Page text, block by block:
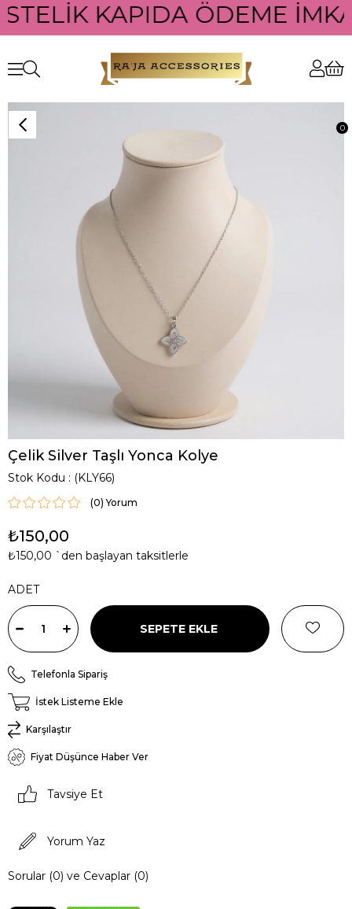
KAPIDA ÖDEME
0
Çelik Silver Taşlı Yonca Kolye
Stok Kodu (KLY66)
(0)
₺150,00
₺150,00 `den başlayan taksitlerle
ADET
Telefonla Sipariş
İstek Listeme Ekle
Karşılaştır
Fiyat Düşünce Haber Ver
Tavsiye Et
Yorum Yaz
Sorular (0) ve Cevaplar (0)